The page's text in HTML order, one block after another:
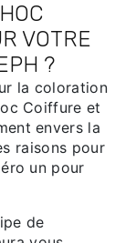
VOTRE
?
la coloration
Coiffure et
envers la
raisons pour
un pour
de